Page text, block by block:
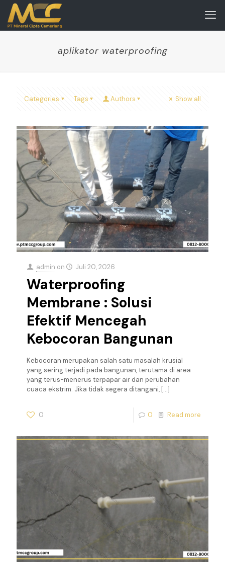
aplikator waterproofing
Categories Tags Authors Show all
admin on Juli 20, 2026
Waterproofing
Membrane : Solusi
Efektif Mencegah
Kebocoran Bangunan
Kebocoran merupakan salah satu masalah krusial
yang sering terjadi pada bangunan, terutama di area
yang terus-menerus terpapar air dan perubahan
cuaca ekstrim. Jika tidak segera ditangani, […]
0 0 Read more